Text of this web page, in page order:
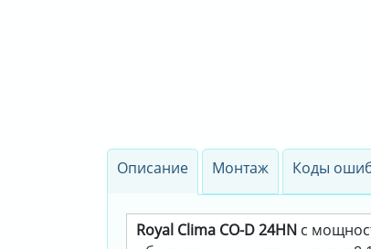
Описание Монтаж Коды
Royal Clima CO-D 24HN с